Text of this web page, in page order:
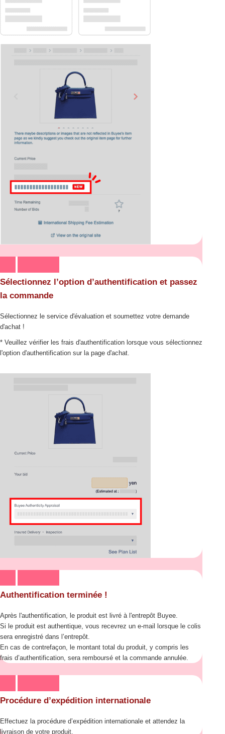
Sélectionnez l’option d’authentification et passez
la commande
Sélectionnez le service d'évaluation et soumettez votre demande
d'achat !
* Veuillez vérifier les frais d'authentification lorsque vous sélectionnez
l'option d'authentification sur la page d'achat.
Authentification terminée !
Après l'authentification, le produit est livré à l'entrepôt Buyee.
Si le produit est authentique, vous recevrez un e-mail lorsque le colis
sera enregistré dans l’entrepôt.
En cas de contrefaçon, le montant total du produit, y compris les
frais d’authentification, sera remboursé et la commande annulée.
Procédure d’expédition internationale
Effectuez la procédure d’expédition internationale et attendez la
livraison de votre produit.